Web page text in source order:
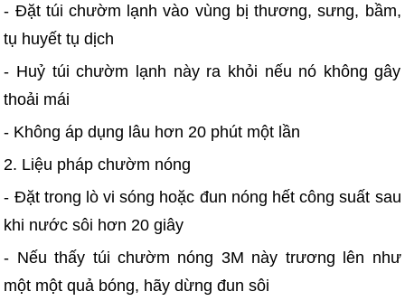
- Đặt túi chườm lạnh vào vùng bị thương, sưng, bầm,
tụ huyết tụ dịch
- Huỷ túi chườm lạnh này ra khỏi nếu nó không gây
thoải mái
- Không áp dụng lâu hơn 20 phút một lần
2. Liệu pháp chườm nóng
- Đặt trong lò vi sóng hoặc đun nóng hết công suất sau
khi nước sôi hơn 20 giây
- Nếu thấy túi chườm nóng 3M này trương lên như
một một quả bóng, hãy dừng đun sôi